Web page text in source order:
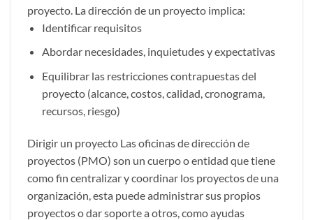
proyecto. La dirección de un proyecto implica:
Identificar requisitos
Abordar necesidades, inquietudes y expectativas
Equilibrar las restricciones contrapuestas del
proyecto (alcance, costos, calidad, cronograma,
recursos, riesgo)
Dirigir un proyecto Las oficinas de dirección de
proyectos (PMO) son un cuerpo o entidad que tiene
como fin centralizar y coordinar los proyectos de una
organización, esta puede administrar sus propios
proyectos o dar soporte a otros, como ayudas